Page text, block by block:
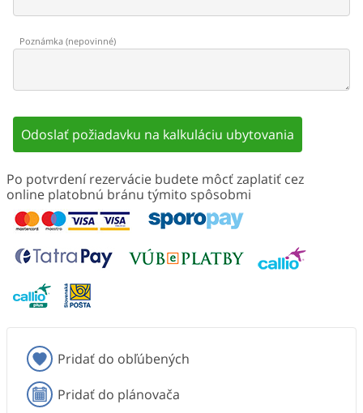
Poznámka (nepovinné)
Odoslať požiadavku na kalkuláciu ubytovania
Po potvrdení rezervácie budete môcť zaplatiť cez
online platobnú bránu týmito spôsobmi
Pridať do obľúbených
Pridať do plánovača